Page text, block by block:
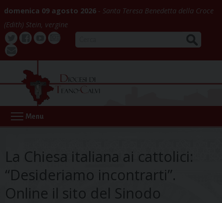
content
domenica 09 agosto 2026
Santa Teresa Benedetta della Croce
(Edith) Stein, vergine
Twitter
Buona
webmail
Menu
La Chiesa italiana ai cattolici:
“Desideriamo incontrarti”.
Online il sito del Sinodo